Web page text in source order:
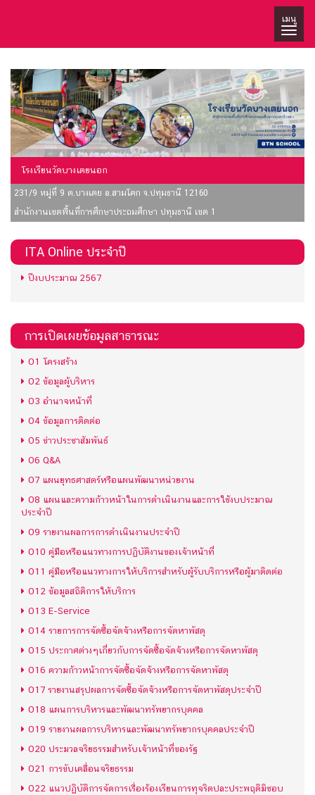
เมนู
โรงเรียนวัดบางเตยนอก
231/9 หมู่ที่ 9 ต.บางเตย อ.สามโคก จ.ปทุมธานี 12160
สำนักงานเขตพื้นที่การศึกษาประถมศึกษา ปทุมธานี เขต 1
ITA Online ประจำปี
ปีงบประมาณ 2567
การเปิดเผยข้อมูลสาธารณะ
O1 โครงสร้าง
O2 ข้อมูลผู้บริหาร
O3 อำนาจหน้าที่
O4 ข้อมูลการติดต่อ
O5 ข่าวประชาสัมพันธ์
O6 Q&A
O7 แผนยุทธศาสตร์หรือแผนพัฒนาหน่วยงาน
O8 แผนและความก้าวหน้าในการดำเนินงานและการใช้งบประมาณ
ประจำปี
O9 รายงานผลการการดำเนินงานประจำปี
O10 คู่มือหรือแนวทางการปฏิบัติงานของเจ้าหน้าที่
O11 คู่มือหรือแนวทางการให้บริการสำหรับผู้รับบริการหรือผู้มาติดต่อ
O12 ข้อมูลสถิติการให้บริการ
O13 E-Service
O14 รายการการจัดซื้อจัดจ้างหรือการจัดหาพัสดุ
O15 ประกาศต่างๆเกี่ยวกับการจัดซื้อจัดจ้างหรือการจัดหาพัสดุ
O16 ความก้าวหน้าการจัดซื้อจัดจ้างหรือการจัดหาพัสดุ
O17 รายงานสรุปผลการจัดซื้อจัดจ้างหรือการจัดหาพัสดุประจำปี
O18 แผนการบริหารและพัฒนาทรัพยากรบุคคล
O19 รายงานผลการบริหารและพัฒนาทรัพยากรบุคคลประจำปี
O20 ประมวลจริยธรรมสำหรับเจ้าหน้าที่ของรัฐ
O21 การขับเคลื่อนจริยธรรม
O22 แนวปฏิบัติการจัดการเรื่องร้องเรียนการทุจริตปละประพฤติมิชอบ